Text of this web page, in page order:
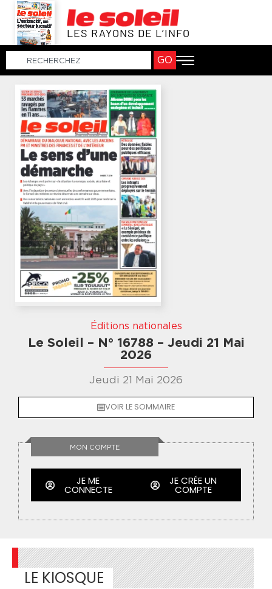
LES RAYONS DE L’INFO
GO
Éditions nationales
Le Soleil – N° 16788 – Jeudi 21 Mai
2026
Jeudi 21 Mai 2026
VOIR LE SOMMAIRE
MON COMPTE
JE ME
CONNECTE
JE CRÉE UN
COMPTE
LE KIOSQUE